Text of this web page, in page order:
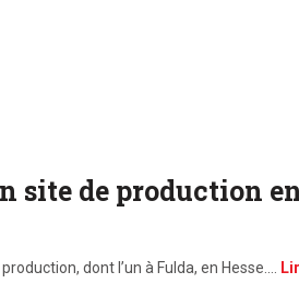
site de production
dont l’un à Fulda, en Hesse.…